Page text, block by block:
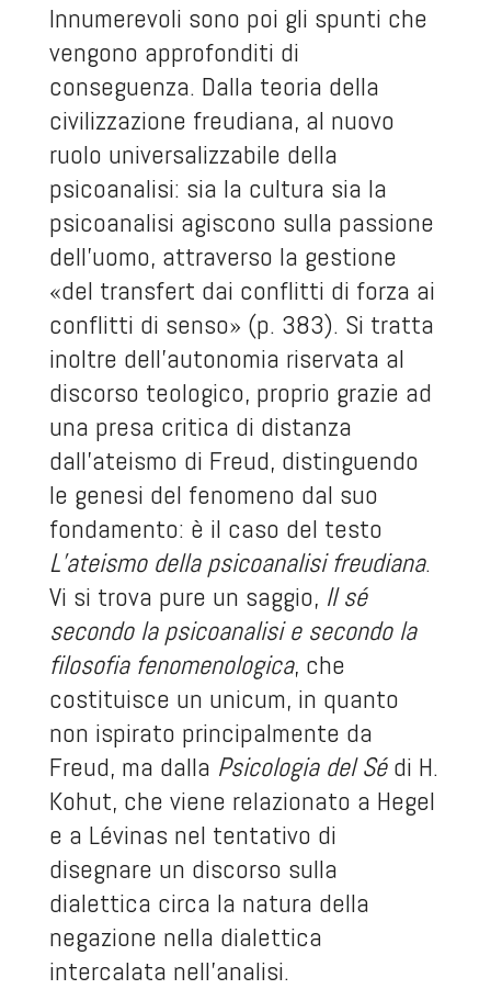
Innumerevoli sono poi gli spunti che
vengono approfonditi di
conseguenza. Dalla teoria della
civilizzazione freudiana, al nuovo
ruolo universalizzabile della
psicoanalisi: sia la cultura sia la
psicoanalisi agiscono sulla passione
dell’uomo, attraverso la gestione
«del transfert dai conflitti di forza ai
conflitti di senso» (p. 383). Si tratta
inoltre dell’autonomia riservata al
discorso teologico, proprio grazie ad
una presa critica di distanza
dall’ateismo di Freud, distinguendo
le genesi del fenomeno dal suo
fondamento: è il caso del testo
L’ateismo della psicoanalisi freudiana.
Vi si trova pure un saggio, Il sé
secondo la psicoanalisi e secondo la
filosofia fenomenologica, che
costituisce un unicum, in quanto
non ispirato principalmente da
Freud, ma dalla Psicologia del Sédi H.
Kohut, che viene relazionato a Hegel
e a Lévinas nel tentativo di
disegnare un discorso sulla
dialettica circa la natura della
negazione nella dialettica
intercalata nell’analisi.